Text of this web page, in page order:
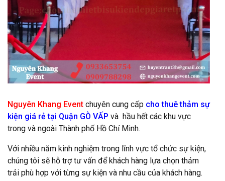
Nguyên Khang Event chuyên cung cấp cho thuê thảm sự
kiện giá rẻ tại Quận GÒ VẤP và hầu hết các khu vực
trong và ngoài Thành phố Hồ Chí Minh.
Với nhiều năm kinh nghiệm trong lĩnh vực tổ chức sự kiện,
chúng tôi sẽ hỗ trợ tư vấn để khách hàng lựa chọn thảm
trải phù hợp với từng sự kiện và nhu cầu của khách hàng.